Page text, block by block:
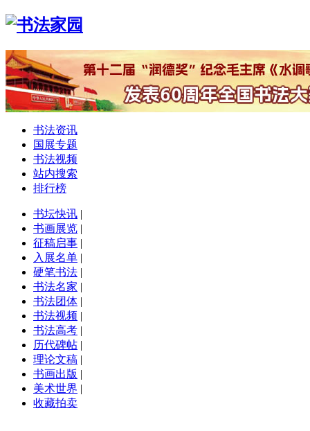
书法资讯
国展专题
书法视频
站内搜索
排行榜
书坛快讯 |
书画展览 |
征稿启事 |
入展名单 |
硬笔书法 |
书法名家 |
书法团体 |
书法视频 |
书法高考 |
历代碑帖 |
理论文稿 |
书画出版 |
美术世界 |
收藏拍卖